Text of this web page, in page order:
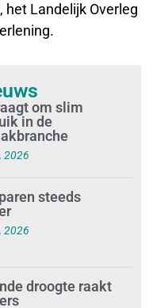
het Landelijk Overleg
om slim
in de
2026
steeds
2026
droogte raakt